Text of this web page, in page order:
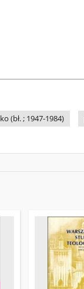
(bł. ; 1947-1984)